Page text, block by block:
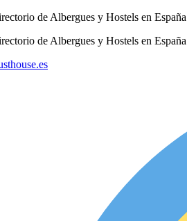
de Albergues y Hostels en España
de Albergues y Hostels en España